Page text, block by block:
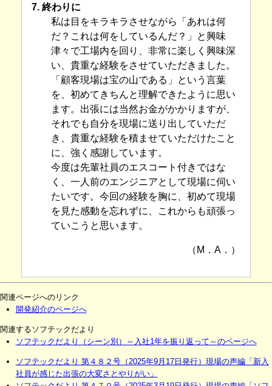
7. 終わりに
私は目をキラキラさせながら「あれは何
だ？これは何をしているんだ？」と興味
津々で工場内を回り、非常に楽しく興味深
い、貴重な経験をさせていただきました。
「顧客現場は宝の山である」という言葉
を、初めてきちんと理解できたように思い
ます。出張には当然お金がかかりますが、
それでも自分を現場に送り出していただ
き、貴重な経験を積ませていただけたこと
に、強く感謝しています。
今度は先輩社員のエスコート付きではな
く、一人前のエンジニアとして現場に伺い
たいです。今回の経験を胸に、初めて現場
を見た感動を忘れずに、これからも頑張っ
ていこうと思います。
（M．A．）
関連ページへのリンク
開発紹介のページへ
関連するソフテックだより
ソフテックだより（シーン別）～入社1年を振り返って～のページへ
ソフテックだより 第４８２号（2025年9月17日発行）現場の声編「新入
社員が感じた出張の大変さとやりがい」